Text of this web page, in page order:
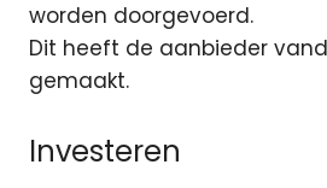
worden doorgevoerd.
Dit heeft de aanbieder
gemaakt.
Investeren